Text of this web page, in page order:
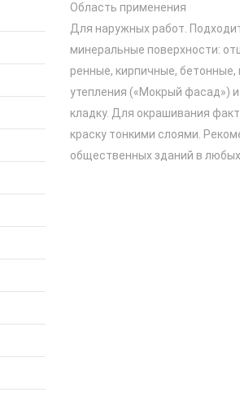
Область применения
Для наружных работ.
минеральные поверхности:
ренные, кирпичные,
утепления («Мокрый фасад»)
кладку. Для окрашивания
краску тонкими слоями.
общественных зданий в